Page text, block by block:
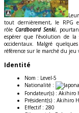
tout dernièrement, le RPG
rôle Cardboard Senki,
espérer que l’évolution de
occidentaux. Malgré
référence sur le marché du jeu
Identité
Nom : Level-5
Nationalité :
Fondateur(s) : Akihiro
Président(s) : Akihiro
Effectif : 280